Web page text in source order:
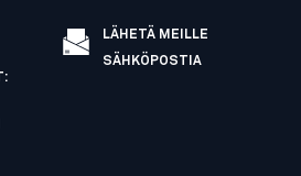
:
LÄHETÄ MEILLE
SÄHKÖPOSTIA